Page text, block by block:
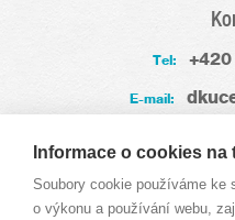
Tel:
E-mail:
Informace o cookies na
Soubory cookie používáme ke
o výkonu a používání webu,